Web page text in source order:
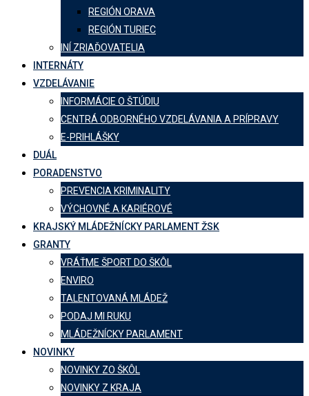
REGIÓN ORAVA
REGIÓN TURIEC
INÍ ZRIAĎOVATELIA
INTERNÁTY
VZDELÁVANIE
INFORMÁCIE O ŠTÚDIU
CENTRÁ ODBORNÉHO VZDELÁVANIA A PRÍPRAVY
E-PRIHLÁŠKY
DUÁL
PORADENSTVO
PREVENCIA KRIMINALITY
VÝCHOVNÉ A KARIÉROVÉ
KRAJSKÝ MLÁDEŽNÍCKY PARLAMENT ŽSK
GRANTY
VRÁŤME ŠPORT DO ŠKÔL
ENVIRO
TALENTOVANÁ MLÁDEŽ
PODAJ MI RUKU
MLÁDEŽNÍCKY PARLAMENT
NOVINKY
NOVINKY ZO ŠKÔL
NOVINKY Z KRAJA